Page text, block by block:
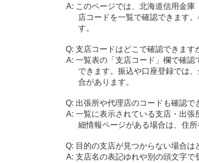
このページでは、北海道信用金
店コードを一覧で確認できます
す。
支店コードはどこで確認できます
一覧表の「支店コード」欄で確
できます。振込や口座登録では
合があります。
出張所や代理店のコードも確認で
一覧に表示されている支店・出
細情報ページがある場合は、住
目的の支店が見つからない場合は
支店名の表記ゆれや別の頭文字